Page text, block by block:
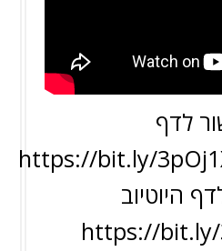
לדף
https://bit.ly/
היוטיוב
https://bit.ly/